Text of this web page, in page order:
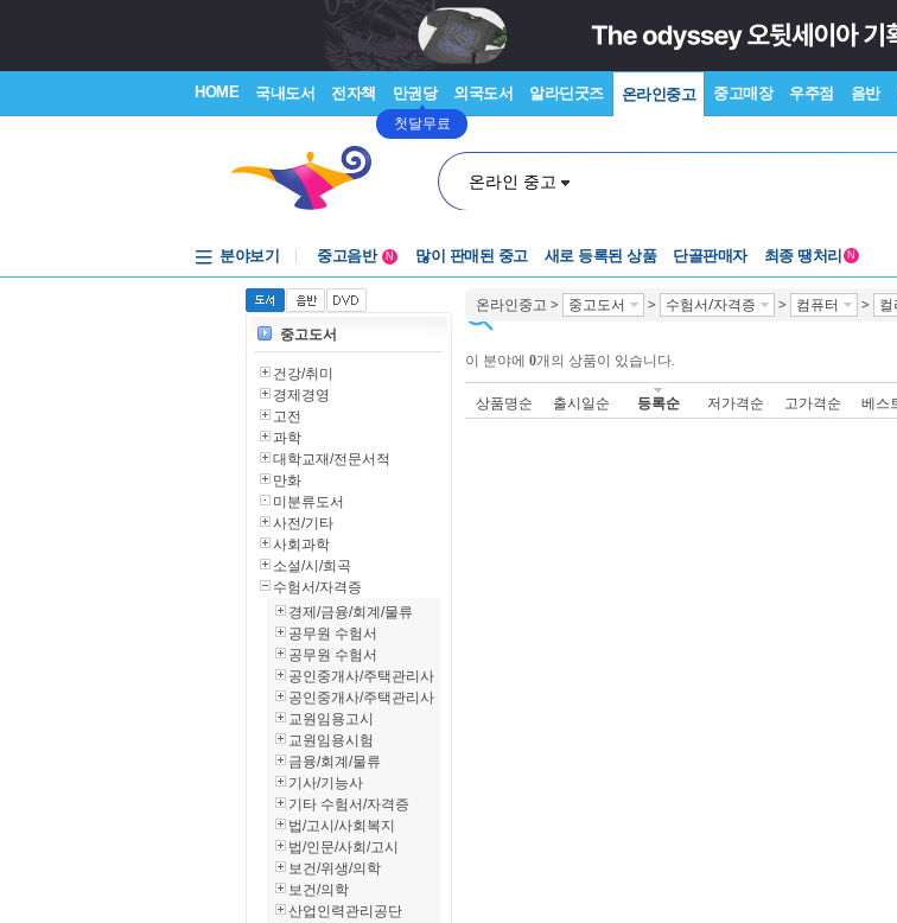
HOME 국내도서 전자책 만권당
첫달무료
외국도서 알라딘굿즈 온라인중고 중고매장 우주점 음반
온라인 중고
분야보기
1천원부터
중고음반
N 많이 판매된 중고 새로 등록된 상품 단골판매자 최종 땡처리 N
온라인중고 > 중고도서 > 수험서/자격증 > 컴퓨터 >
이 분야에 0개의 상품이 있습니다.
상품명순 출시일순 등록순 저가격순 고가격순 베스
중고도서
건강/취미
경제경영
고전
과학
대학교재/전문서적
만화
미분류도서
사전/기타
사회과학
소설/시/희곡
수험서/자격증
경제/금융/회계/물류
공무원 수험서
공무원 수험서
공인중개사/주택관리사
공인중개사/주택관리사
교원임용고시
교원임용시험
금융/회계/물류
기사/기능사
기타 수험서/자격증
법/고시/사회복지
법/인문/사회/고시
보건/위생/의학
보건/의학
산업인력관리공단